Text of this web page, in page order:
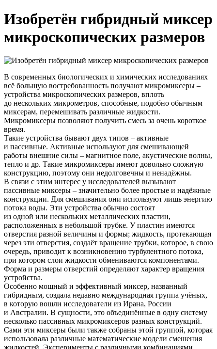
Изобретён гибридный миксер
микроскопических размеров
В современных биологических и химических исследованиях
всё большую востребованность получают микромиксеры –
устройства микроскопических размеров, вплоть
до нескольких микрометров, способные, подобно обычным
миксерам, перемешивать различные жидкости.
Микромиксеры позволяют получить смесь за очень короткое
время.
Такие устройства бывают двух типов – активные
и пассивные. Активные используют для смешивающей
работы внешние силы – магнитное поле, акустические волны,
тепло и др. Такие микромиксеры имеют довольно сложную
конструкцию, поэтому они недолговечны и ненадёжны.
В связи с этим интерес у исследователей вызывают
пассивные миксеры – значительно более простые и надёжные
конструкции. Для смешивания они используют лишь энергию
потока воды. Эти устройства обычно состоят
из одной или нескольких металлических пластин,
расположенных в небольшой трубке. У пластин имеются
отверстия разной величины и формы; жидкость, протекающая
через эти отверстия, создаёт вращение трубки, которое, в свою
очередь, приводит к возникновению турбулентного потока,
при котором слои жидкости обмениваются компонентами.
Форма и размеры отверстий определяют характер вращения
устройства.
Особенно мощный и эффективный миксер, названный
гибридным, создала недавно международная группа учёных,
в которую вошли исследователи из Ирана, России
и Австралии. В сущности, это объединённые в одну систему
несколько пассивных микромиксеров разных конструкций.
Сами эти миксеры были также собраны этой группой, которая
использовала различные математические модели смешения